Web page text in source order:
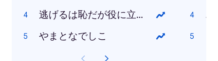
逃げるは恥だが役に立つ
やまとなでしこ
エ